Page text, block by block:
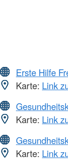
Erste Hilfe
Karte: Link
Karte: Link
Karte: Link